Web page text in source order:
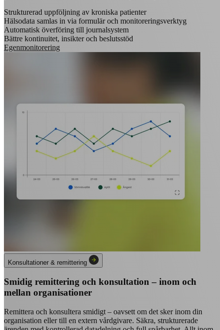
Strukturerad uppföljning av kroniska patienter
Hälsodata samlas in via formulär och monitoreringsverktyg
Automatisk överföring till journalsystem
Bättre kontinuitet, insikter och beslutsstöd
Egenmonitorering
Konsultationer & remittering
Smidig remittering och konsultation – inom och
mellan organisationer
Remittera och konsultera smidigt – oavsett om det sker inom din
organisation eller till en extern vårdgivare. Säkra, strukturerade